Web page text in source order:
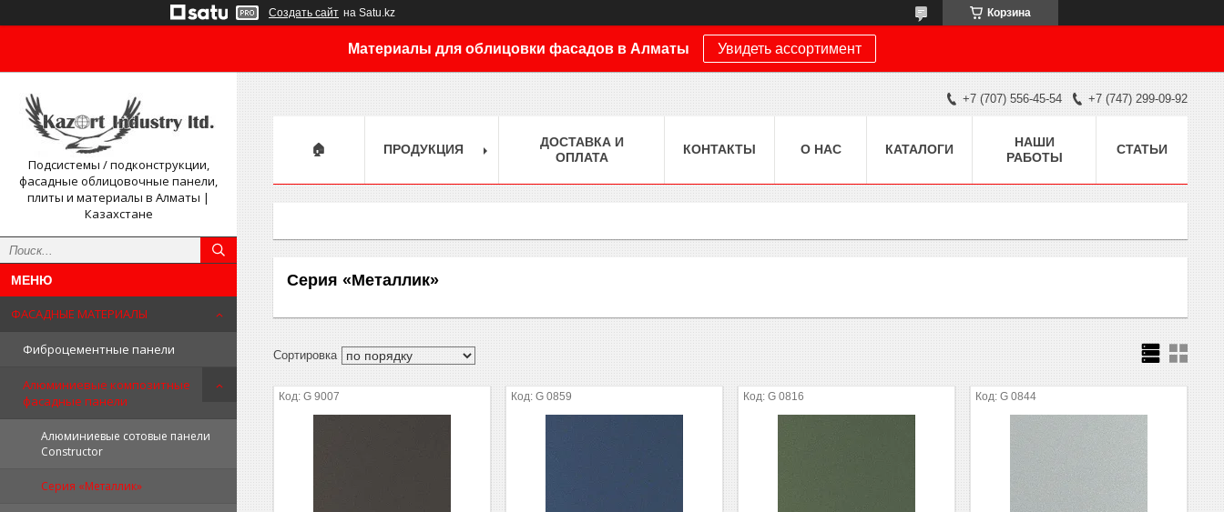
Создать сайт на Satu.kz Корзина
Материалы для облицовки фасадов в Алматы Увидеть ассортимент
Подсистемы / подконструкции,
фасадные облицовочные панели,
плиты и материалы в Алматы |
Казахстане
ФАСАДНЫЕ МАТЕРИАЛЫ
Фиброцементные панели
Алюминиевые композитные
фасадные панели
Алюминиевые сотовые панели
Constructor
Серия «Металлик»
+7 (707) 556-45-54 +7 (747) 299-09-92
🏠 ПРОДУКЦИЯ
ДОСТАВКА И
ОПЛАТА
КОНТАКТЫ О НАС КАТАЛОГИ
НАШИ
РАБОТЫ
СТАТЬИ
Серия «Металлик»
G 9007 G 0859 G 0816 G 0844